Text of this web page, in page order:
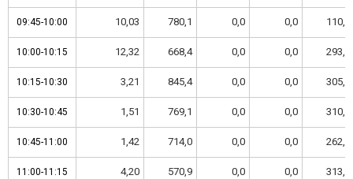
09:45-10:00 10,03 780,1 0,0 0,0 110,0
10:00-10:15 12,32 668,4 0,0 0,0 293,4
10:15-10:30 3,21 845,4 0,0 0,0 305,0
10:30-10:45 1,51 769,1 0,0 0,0 310,0
10:45-11:00 1,42 714,0 0,0 0,0 262,0
11:00-11:15 4,20 570,9 0,0 0,0 313,1
09:45-10:00
10:00-10:15
10:15-10:30
10:30-10:45
10:45-11:00
11:00-11:15